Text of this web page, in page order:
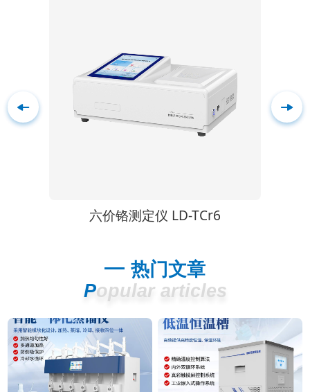
六价铬测定仪 LD-TCr6
热门文章
Popular articles